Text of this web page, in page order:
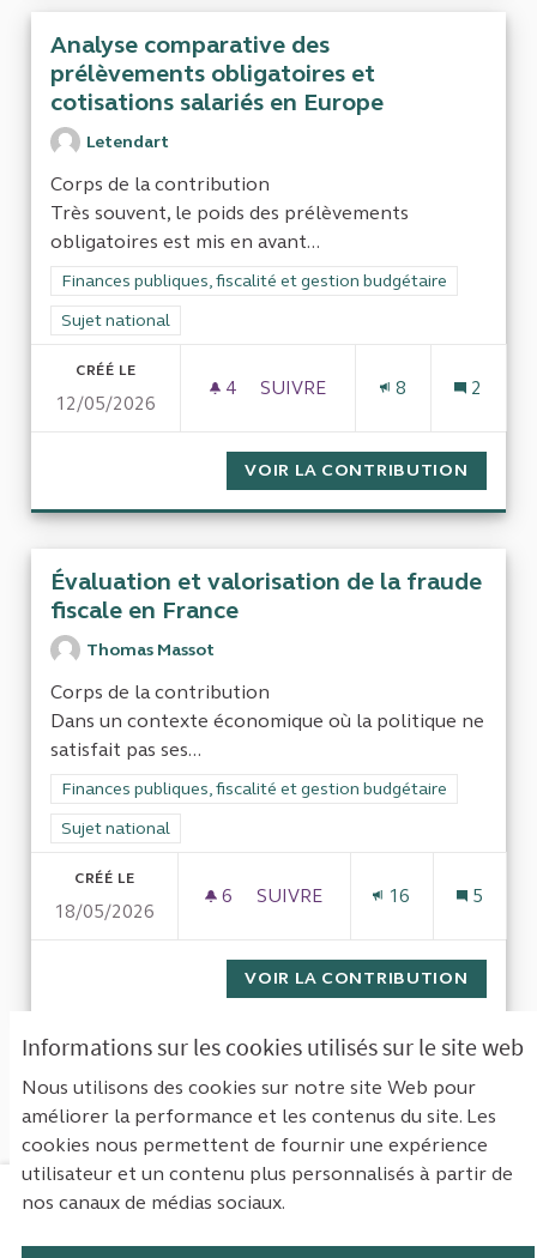
Informations sur les cookies utilisés sur le site web
Nous utilisons des cookies sur notre site Web pour
améliorer la performance et les contenus du site. Les
cookies nous permettent de fournir une expérience
utilisateur et un contenu plus personnalisés à partir de
nos canaux de médias sociaux.
Analyse comparative des
prélèvements obligatoires et
cotisations salariés en Europe
Letendart
Corps de la contribution
Très souvent, le poids des prélèvements
obligatoires est mis en avant...
Filtrer les résultats de la catégorie : Finances publiques,
Finances publiques, fiscalité et gestion budgétaire
Filtrer les résultats pour le secteur : Sujet national
Sujet national
CRÉÉ LE
12/05/2026
4 4 ABONNÉS
SUIVRE
8 2
VOIR LA CONTRIBUTION
Évaluation et valorisation de la fraude
fiscale en France
Thomas Massot
Corps de la contribution
Dans un contexte économique où la politique ne
satisfait pas ses...
Filtrer les résultats de la catégorie : Finances publiques,
Finances publiques, fiscalité et gestion budgétaire
Filtrer les résultats pour le secteur : Sujet national
Sujet national
CRÉÉ LE
18/05/2026
6 6 ABONNÉS
SUIVRE
16 5
VOIR LA CONTRIBUTION
Suivant › Dernière »
Voir toutes les contributions retirées
Mentions légales